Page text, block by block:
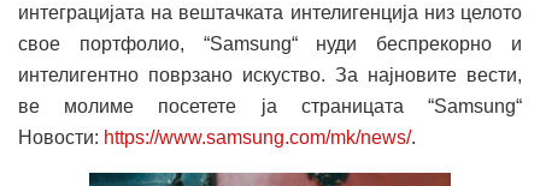
интеграцијата на вештачката интелигенција низ целото
свое портфолио, “Samsung“ нуди беспрекорно и
интелигентно поврзано искуство. За најновите вести,
ве молиме посетете ја страницата “Samsung“
Новости: https://www.samsung.com/mk/news/.